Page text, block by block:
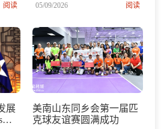
阅读
融绽放 亚裔风采闪耀德州
05/09/2026 阅读
展
美南山东同乡会第一届匹
克球友谊赛圆满成功